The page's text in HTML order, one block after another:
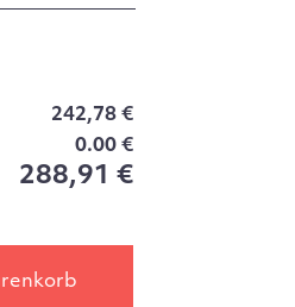
242,78 €
0.00 €
288,91 €